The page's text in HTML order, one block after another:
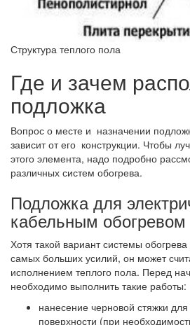
Структура теплого пола
Где и зачем
подложка
Вопрос о месте и назначении
зависит от его конструкции. Чтобы
этого элемента, надо подробно
различных систем обогрева.
Подложка для
кабельным обогревом
Хотя такой вариант системы
самых больших усилий, он может
исполнением теплого пола. Перед
необходимо выполнить такие работы:
нанесение черновой стяжки
поверхности (при